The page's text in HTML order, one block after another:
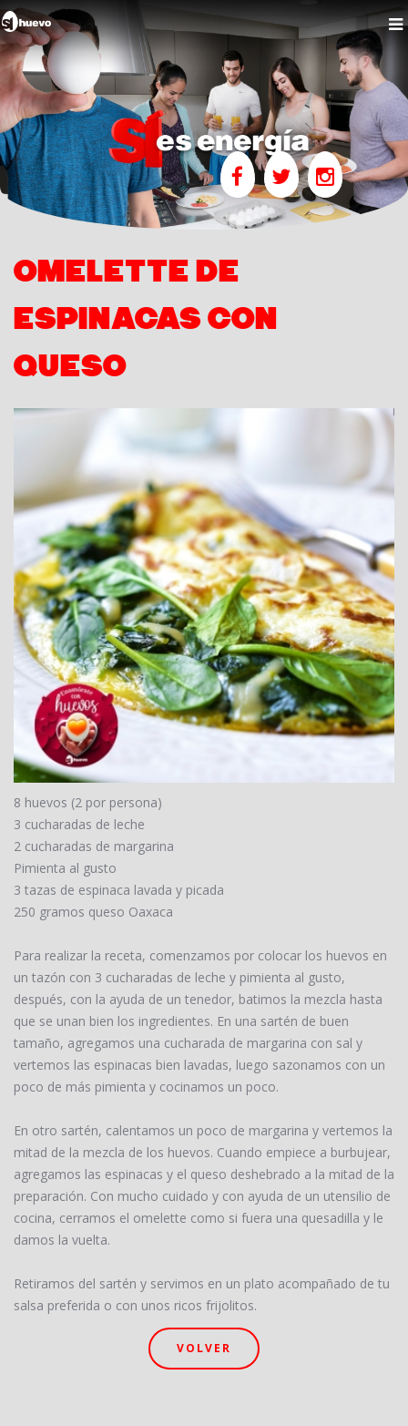
OMELETTE DE
ESPINACAS CON
QUESO
8 huevos (2 por persona)
3 cucharadas de leche
2 cucharadas de margarina
Pimienta al gusto
3 tazas de espinaca lavada y picada
250 gramos queso Oaxaca
Para realizar la receta, comenzamos por colocar los huevos en
un tazón con 3 cucharadas de leche y pimienta al gusto,
después, con la ayuda de un tenedor, batimos la mezcla hasta
que se unan bien los ingredientes. En una sartén de buen
tamaño, agregamos una cucharada de margarina con sal y
vertemos las espinacas bien lavadas, luego sazonamos con un
poco de más pimienta y cocinamos un poco.
En otro sartén, calentamos un poco de margarina y vertemos la
mitad de la mezcla de los huevos. Cuando empiece a burbujear,
agregamos las espinacas y el queso deshebrado a la mitad de la
preparación. Con mucho cuidado y con ayuda de un utensilio de
cocina, cerramos el omelette como si fuera una quesadilla y le
damos la vuelta.
Retiramos del sartén y servimos en un plato acompañado de tu
salsa preferida o con unos ricos frijolitos.
VOLVER